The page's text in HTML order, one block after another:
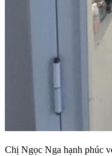
Chị Ngọc Nga hạnh phúc